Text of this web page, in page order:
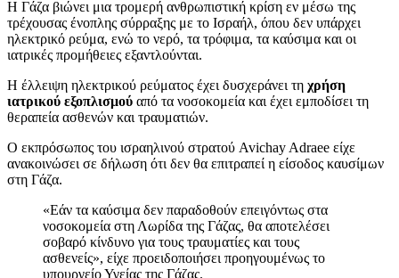
Η Γάζα βιώνει μια τρομερή ανθρωπιστική κρίση εν μέσω της
τρέχουσας ένοπλης σύρραξης με το Ισραήλ, όπου δεν υπάρχει
ηλεκτρικό ρεύμα, ενώ το νερό, τα τρόφιμα, τα καύσιμα και οι
ιατρικές προμήθειες εξαντλούνται.
Η έλλειψη ηλεκτρικού ρεύματος έχει δυσχεράνει τη χρήση
ιατρικού εξοπλισμού από τα νοσοκομεία και έχει εμποδίσει τη
θεραπεία ασθενών και τραυματιών.
Ο εκπρόσωπος του ισραηλινού στρατού Avichay Adraee είχε
ανακοινώσει σε δήλωση ότι δεν θα επιτραπεί η είσοδος καυσίμων
στη Γάζα.
«Εάν τα καύσιμα δεν παραδοθούν επειγόντως στα
νοσοκομεία στη Λωρίδα της Γάζας, θα αποτελέσει
σοβαρό κίνδυνο για τους τραυματίες και τους
ασθενείς», είχε προειδοποιήσει προηγουμένως το
υπουργείο Υγείας της Γάζας.